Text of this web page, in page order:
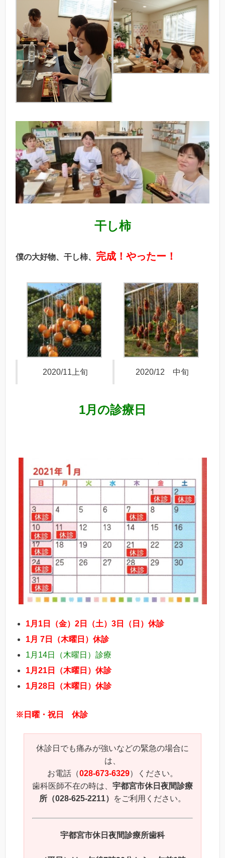
干し柿
僕の大好物、干し柿、 完成！やったー！
2020/11上旬 2020/12 中旬
1月の診療日
1月1日（金）2日（土）3日（日）休診
1月 7日（木曜日）休診
1月14日（木曜日）診療
1月21日（木曜日）休診
1月28日（木曜日）休診
※日曜・祝日 休診
休診日でも痛みが強いなどの緊急の場合に
は、
お電話（028-673-6329）ください。
歯科医師不在の時は、 宇都宮市休日夜間診療
所（028-625-2211）
をご利用ください。
宇都宮市休日夜間診療所歯科